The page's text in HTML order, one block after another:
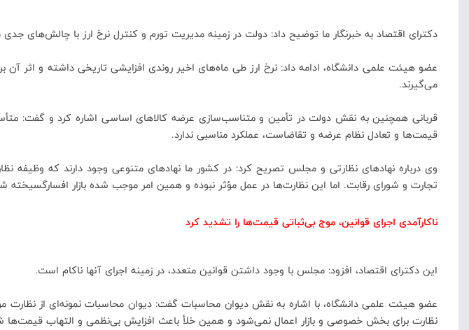
دکترای اقتصاد به خبرنگار ما توضیح داد: دولت در زمینه مدیریت تورم و کنترل نرخ ارز با
عضو هیئت علمی دانشگاه، ادامه داد: نرخ ارز طی ماه‌های اخیر روندی افزایشی تاریخی داشته و اثر آن بر
می‌گیرند.
قربانی همچنین به نقش دولت در تأمین و متناسب‌سازی عرضه کالاهای اساسی اشاره کرد و گفت:
قیمت‌ها و تعادل نظام عرضه و تقاضاست، عملکرد مناسبی ندارد.
وی درباره نهادهای نظارتی و مجلس تصریح کرد: در کشور ما نهادهای متنوعی وجود دارند که وظیفه
تجارت و شورای رقابت. اما این نظارت‌ها در عمل مؤثر نبوده و همین امر موجب شده بازار افسارگسیخته
ناکارآمدی اجرای قوانین، موج بی‌ثباتی قیمت‌ها را تشدید کرد
این دکترای اقتصاد، افزود: مجلس با وجود داشتن قوانین متعدد، در زمینه اجرای آنها ناکام است.
عضو هیئت علمی دانشگاه، با اشاره به نقش دیوان محاسبات گفت: دیوان محاسبات نمونه‌ای از
نظارت برای بخش خصوصی و بازار اعمال نمی‌شود و همین خلأ باعث افزایش بی‌نظمی و التهاب